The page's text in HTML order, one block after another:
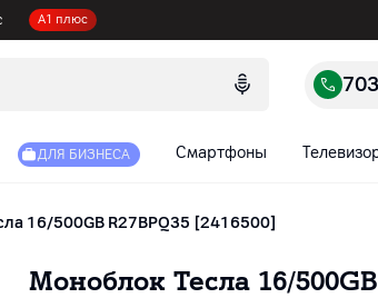
А1 плюс
ДЛЯ БИЗНЕСА Смартфоны
16/500GB R27BPQ35 [2416500]
Моноблок Тесла 16/